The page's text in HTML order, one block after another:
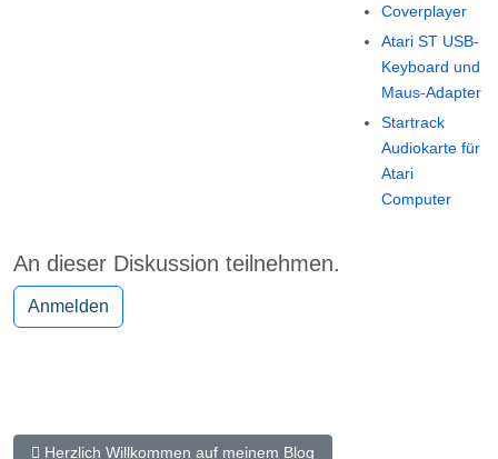
Coverplayer
Atari ST USB-
Keyboard und
Maus-Adapter
Startrack
Audiokarte für
Atari
Computer
An dieser Diskussion teilnehmen.
Anmelden
Vorheriger Beitrag: Herzlich Willkommen auf meinem Blog
Herzlich Willkommen auf meinem Blog